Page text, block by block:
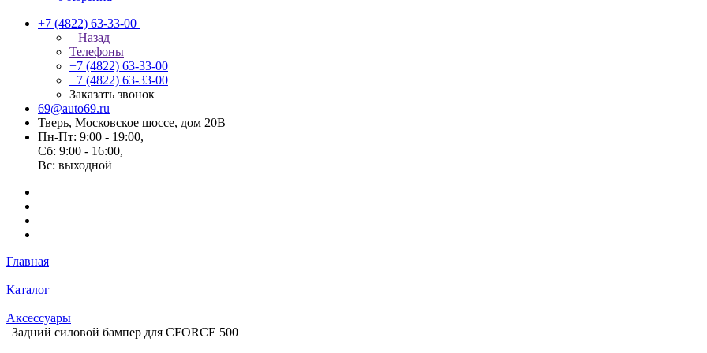
+7 (4822) 63-33-00
Назад
Телефоны
+7 (4822) 63-33-00
+7 (4822) 63-33-00
Заказать звонок
69@auto69.ru
Тверь, Московское шоссе, дом 20В
Пн-Пт: 9:00 - 19:00,
Сб: 9:00 - 16:00,
Вс: выходной
Главная
Каталог
Аксессуары
Задний силовой бампер для CFORCE 500